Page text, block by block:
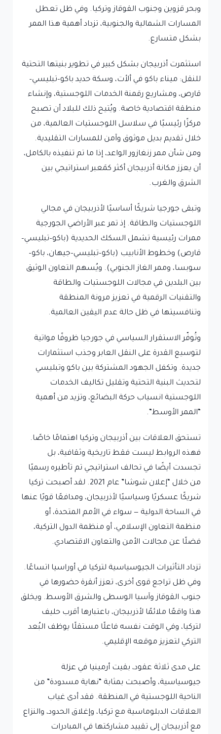
وبحر قزوين وجنوب القوقاز وتركيا. وفي ظل تعطل
المسارات الشمالية والجنوبية، تزداد أهمية هذا الممر
بشكل متسارع.
استثمرت أذربيجان بشكل كبير في تطوير بنيتها التحتية
للنقل: ميناء باكو في ألأت، وسكة حديد باكو–تبليسي–
قارص، ومشاريع رقمنة الخدمات اللوجستية، وإنشاء
منطقة اقتصادية خاصة. ويُتيح ذلك للبلاد أن تصبح
مركزًا رئيسيًا في سلاسل اللوجستيات العالمية، من
خلال تقديم بديل موثوق وآمن للمسارات التقليدية.
ومن شأن ممر زنغازور الواعد، إذا ما تم تنفيذه بالكامل،
أن يعزز مكانة أذربيجان أكثر كمَعبر استراتيجي بين
الشرق والغرب.
وتبقى جورجيا شريكًا أساسيًا لأذربيجان في مجالي
اللوجستيات والطاقة. إذ تمر عبر الأراضي الجورجية
ممرات رئيسية تشمل السكك الحديدية (باكو–تبليسي–
قارص) وخطوط الأنابيب (باكو–تبليسي–جيهان، باكو–
سوبسا، وممر الغاز الجنوبي). ويُسهم التعاون الوثيق
بين البلدين في مجالات اللوجستيات والطاقة
والتقنيات الرقمية في تعزيز مرونة المنطقة
وتنافسيتها في ظل حالة عدم اليقين العالمية.
وتُوفّر الاستقرار السياسي في جورجيا ظروفًا مواتية
لتوسيع القدرة على النقل العابر وجذب استثمارات
جديدة. وتكفل الجهود المشتركة بين باكو وتبليسي
لتحديث البنية التحتية وتقليل تكاليف الخدمات
اللوجستية انسياب حركة البضائع، وتزيد من أهمية
“الممر الأوسط”.
تستحق العلاقات بين أذربيجان وتركيا اهتمامًا خاصًا.
فهذه الروابط ليست فقط تاريخية وثقافية، بل
تجسدت أيضًا في تحالف استراتيجي تم تأطيره رسميًا
من خلال “إعلان شوشا” عام 2021. لقد أصبحت تركيا
شريكًا عسكريًا وسياسيًا لأذربيجان، ومدافعًا قويًا عنها
في الساحة الدولية — سواء في الأمم المتحدة، أو
منظمة التعاون الإسلامي، أو منظمة الدول التركية،
فضلًا عن مجالات الأمن والتعاون الاقتصادي.
تزداد التأثيرات الجيوسياسية لتركيا في أوراسيا اتساعًا.
وفي ظل تراجع قوى أخرى، تعزز أنقرة حضورها في
جنوب القوقاز وآسيا الوسطى والشرق الأوسط. ويخلق
هذا واقعًا ملائمًا لأذربيجان، باعتبارها أقرب حليف
لتركيا، وفي الوقت نفسه فاعلًا مستقلًا يوظف البُعد
التركي لتعزيز موقعه الإقليمي.
على مدى ثلاثة عقود، بقيت أرمينيا في عزلة
جيوسياسية، وأصبحت بمثابة “نهاية مسدودة” من
الناحية اللوجستية في المنطقة. فقد أدى غياب
العلاقات الدبلوماسية مع تركيا، وإغلاق الحدود، والنزاع
مع أذربيجان إلى تقييد مشاركتها في المبادرات